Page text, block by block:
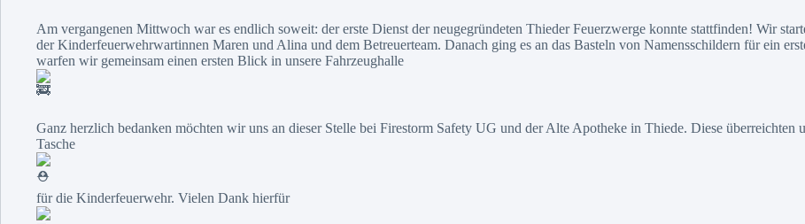
Am vergangenen Mittwoch war es endlich soweit: der erste Dienst der neugegründeten Thieder Feuerzwerge konnte stattfinden! Wir
der Kinderfeuerwehrwartinnen Maren und Alina und dem Betreuerteam. Danach ging es an das Basteln von Namensschildern für ein
warfen wir gemeinsam einen ersten Blick in unsere Fahrzeughalle
Ganz herzlich bedanken möchten wir uns an dieser Stelle bei Firestorm Safety UG und der Alte Apotheke in Thiede. Diese überreichten
Tasche
für die Kinderfeuerwehr. Vielen Dank hierfür